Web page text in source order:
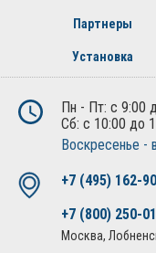
Партнеры
Установка
Пн - Пт: с 9:00
Сб: с 10:00 до
Воскресенье -
+7 (495) 162-
+7 (800) 250-
Москва,